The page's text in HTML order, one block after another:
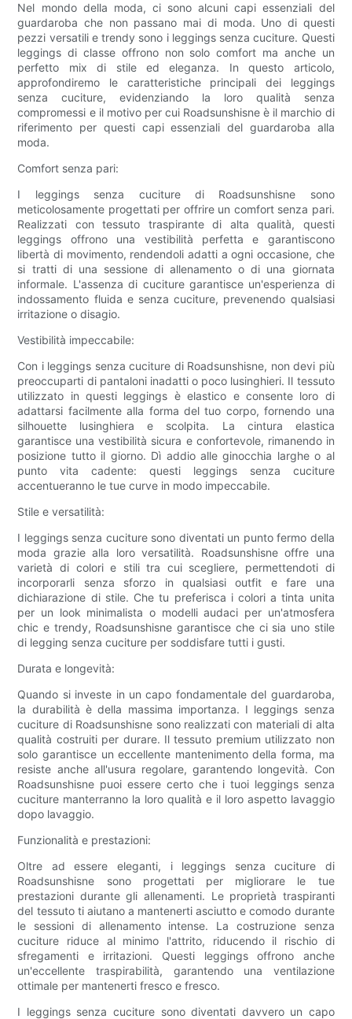
Nel mondo della moda, ci sono alcuni capi essenziali del
guardaroba che non passano mai di moda. Uno di questi
pezzi versatili e trendy sono i leggings senza cuciture. Questi
leggings di classe offrono non solo comfort ma anche un
perfetto mix di stile ed eleganza. In questo articolo,
approfondiremo le caratteristiche principali dei leggings
senza cuciture, evidenziando la loro qualità senza
compromessi e il motivo per cui Roadsunshisne è il marchio di
riferimento per questi capi essenziali del guardaroba alla
moda.
Comfort senza pari:
I leggings senza cuciture di Roadsunshisne sono
meticolosamente progettati per offrire un comfort senza pari.
Realizzati con tessuto traspirante di alta qualità, questi
leggings offrono una vestibilità perfetta e garantiscono
libertà di movimento, rendendoli adatti a ogni occasione, che
si tratti di una sessione di allenamento o di una giornata
informale. L'assenza di cuciture garantisce un'esperienza di
indossamento fluida e senza cuciture, prevenendo qualsiasi
irritazione o disagio.
Vestibilità impeccabile:
Con i leggings senza cuciture di Roadsunshisne, non devi più
preoccuparti di pantaloni inadatti o poco lusinghieri. Il tessuto
utilizzato in questi leggings è elastico e consente loro di
adattarsi facilmente alla forma del tuo corpo, fornendo una
silhouette lusinghiera e scolpita. La cintura elastica
garantisce una vestibilità sicura e confortevole, rimanendo in
posizione tutto il giorno. Dì addio alle ginocchia larghe o al
punto vita cadente: questi leggings senza cuciture
accentueranno le tue curve in modo impeccabile.
Stile e versatilità:
I leggings senza cuciture sono diventati un punto fermo della
moda grazie alla loro versatilità. Roadsunshisne offre una
varietà di colori e stili tra cui scegliere, permettendoti di
incorporarli senza sforzo in qualsiasi outfit e fare una
dichiarazione di stile. Che tu preferisca i colori a tinta unita
per un look minimalista o modelli audaci per un'atmosfera
chic e trendy, Roadsunshisne garantisce che ci sia uno stile
di legging senza cuciture per soddisfare tutti i gusti.
Durata e longevità:
Quando si investe in un capo fondamentale del guardaroba,
la durabilità è della massima importanza. I leggings senza
cuciture di Roadsunshisne sono realizzati con materiali di alta
qualità costruiti per durare. Il tessuto premium utilizzato non
solo garantisce un eccellente mantenimento della forma, ma
resiste anche all'usura regolare, garantendo longevità. Con
Roadsunshisne puoi essere certo che i tuoi leggings senza
cuciture manterranno la loro qualità e il loro aspetto lavaggio
dopo lavaggio.
Funzionalità e prestazioni:
Oltre ad essere eleganti, i leggings senza cuciture di
Roadsunshisne sono progettati per migliorare le tue
prestazioni durante gli allenamenti. Le proprietà traspiranti
del tessuto ti aiutano a mantenerti asciutto e comodo durante
le sessioni di allenamento intense. La costruzione senza
cuciture riduce al minimo l'attrito, riducendo il rischio di
sfregamenti e irritazioni. Questi leggings offrono anche
un'eccellente traspirabilità, garantendo una ventilazione
ottimale per mantenerti fresco e fresco.
I leggings senza cuciture sono diventati davvero un capo